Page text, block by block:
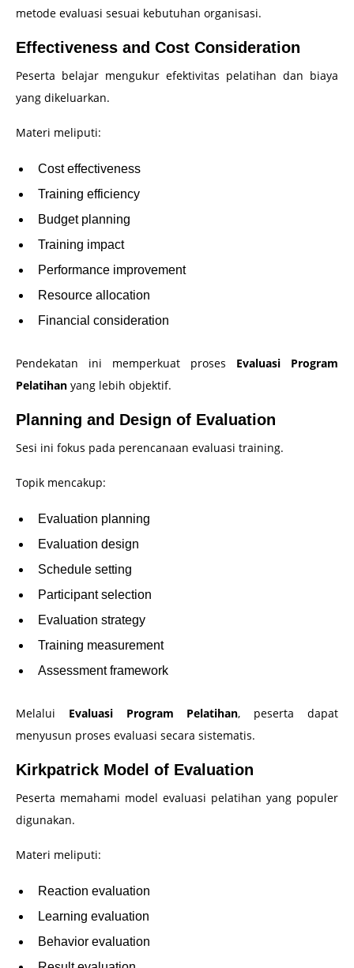
metode evaluasi sesuai kebutuhan organisasi.
Effectiveness and Cost Consideration
Peserta belajar mengukur efektivitas pelatihan dan biaya
yang dikeluarkan.
Materi meliputi:
Cost effectiveness
Training efficiency
Budget planning
Training impact
Performance improvement
Resource allocation
Financial consideration
Pendekatan ini memperkuat proses Evaluasi Program
Pelatihan yang lebih objektif.
Planning and Design of Evaluation
Sesi ini fokus pada perencanaan evaluasi training.
Topik mencakup:
Evaluation planning
Evaluation design
Schedule setting
Participant selection
Evaluation strategy
Training measurement
Assessment framework
Melalui Evaluasi Program Pelatihan, peserta dapat
menyusun proses evaluasi secara sistematis.
Kirkpatrick Model of Evaluation
Peserta memahami model evaluasi pelatihan yang populer
digunakan.
Materi meliputi:
Reaction evaluation
Learning evaluation
Behavior evaluation